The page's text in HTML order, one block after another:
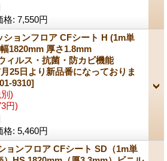
格: 7,550円
ョンフロア CFシート H (1m単
1820mm 厚さ1.8mm
ィルス・抗菌・防カビ機能
25日より新品番になっておりま
9310]
)
円)
格: 5,460円
ョンフロア CFシート SD（1m単